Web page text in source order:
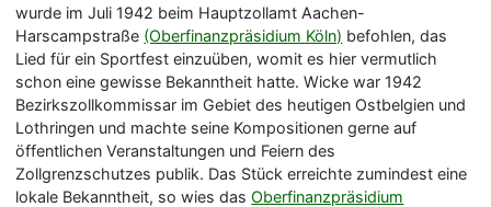
wurde im Juli 1942 beim Hauptzollamt Aachen-
Harscampstraße (Oberfinanzpräsidium Köln) befohlen, das
Lied für ein Sportfest einzuüben, womit es hier vermutlich
schon eine gewisse Bekanntheit hatte. Wicke war 1942
Bezirkszollkommissar im Gebiet des heutigen Ostbelgien und
Lothringen und machte seine Kompositionen gerne auf
öffentlichen Veranstaltungen und Feiern des
Zollgrenzschutzes publik. Das Stück erreichte zumindest eine
lokale Bekanntheit, so wies dasOberfinanzpräsidium